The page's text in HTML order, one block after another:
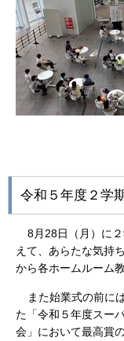
令和５年度２学
8月28日（月）に
えて、あらたな気持
から各ホームルーム
また始業式の前に
た「令和５年度スー
会」において最高賞